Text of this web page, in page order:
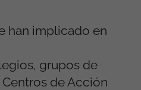
han implicado en
grupos de
de Acción